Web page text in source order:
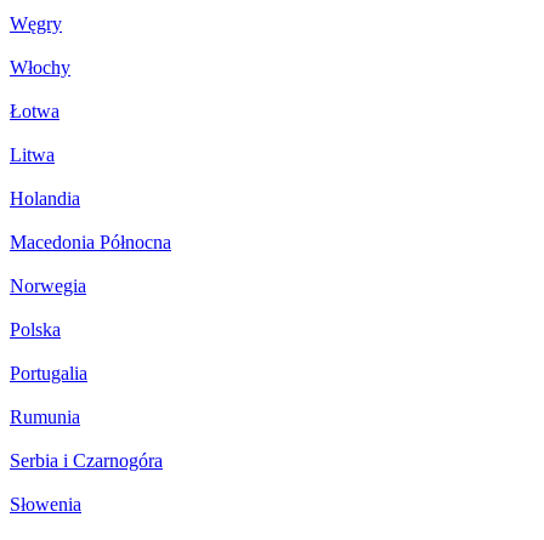
Węgry
Włochy
Łotwa
Litwa
Holandia
Macedonia Północna
Norwegia
Polska
Portugalia
Rumunia
Serbia i Czarnogóra
Słowenia